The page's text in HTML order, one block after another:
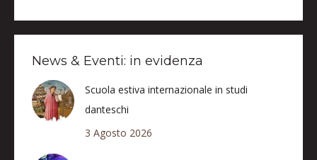
News & Eventi: in evidenza
Scuola estiva internazionale in studi
danteschi
3 Agosto 2026